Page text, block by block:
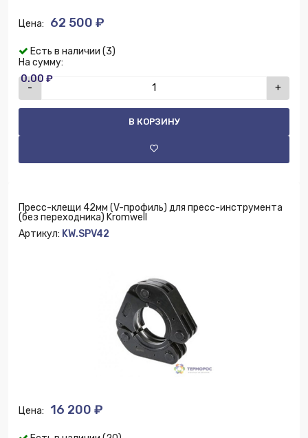
Цена: 62 500 ₽
Есть в наличии (3)
На сумму:
0.00 ₽
- +
В КОРЗИНУ
Пресс-клещи 42мм (V-профиль) для пресс-инструмента
(без переходника) Kromwell
Артикул: KW.SPV42
Цена: 16 200 ₽